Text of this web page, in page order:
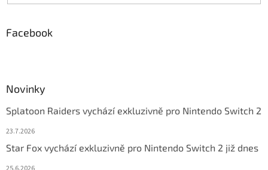
Facebook
Novinky
Splatoon Raiders vychází exkluzivně pro Nintendo Switch 2
23.7.2026
Star Fox vychází exkluzivně pro Nintendo Switch 2 již dnes